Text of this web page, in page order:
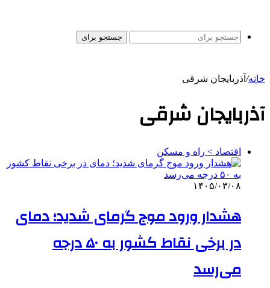
جستجو برای
خانه/ آذربایجان شرقی
آذربایجان شرقی
اقتصاد > راه و مسکن
۱۴۰۵/۰۳/۰۸
هشدار ورود موج گرمای شدید؛ دمای
در برخی نقاط کشور به ۵۰ درجه
می‌رسد